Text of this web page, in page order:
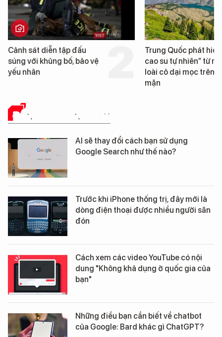
Cảnh sát diễn tập đấu
súng với khủng bố, bảo vệ
yếu nhân
Trung Quốc phát hiện
cao su tự nhiên” từ
loài cỏ dại mọc trên
mặn
ĐÁNH GIÁ SẢN PHẨM
AI sẽ thay đổi cách bạn sử dụng
Google Search như thế nào?
Trước khi iPhone thống trị, đây mới là
dòng điện thoại được nhiều người săn
đón
Cách xem các video YouTube có nội
dung "Không khả dụng ở quốc gia của
bạn"
Những điều bạn cần biết về chatbot
của Google: Bard khác gì ChatGPT?